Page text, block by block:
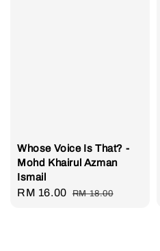
Whose Voice Is That? -
Mohd Khairul Azman
Ismail
Sale
RM 16.00 Regular
RM 18.00